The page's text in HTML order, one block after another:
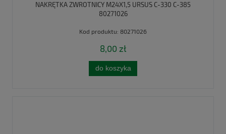
NAKRĘTKA ZWROTNICY M24X1,5 URSUS C-330 C-385
80271026
Kod produktu: 80271026
8,00 zł
do koszyka